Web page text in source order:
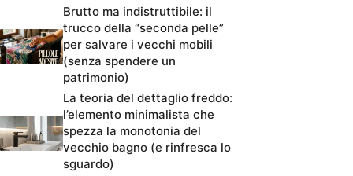
Brutto ma indistruttibile: il
trucco della “seconda pelle”
per salvare i vecchi mobili
(senza spendere un
patrimonio)
La teoria del dettaglio freddo:
l’elemento minimalista che
spezza la monotonia del
vecchio bagno (e rinfresca lo
sguardo)